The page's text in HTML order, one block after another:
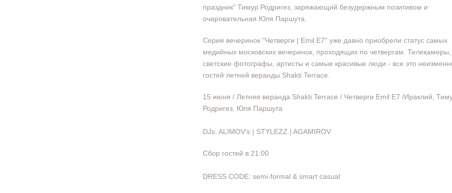
праздник" Тимур Родригез, заряжающий безудержным позитивом и
очаровательная Юля Паршута.
Серия вечеринок "Четверги | Emil E7" уже давно приобрели статус самых
медийных московских вечеринок, проходящих по четвергам. Телекамеры,
светские фотографы, артисты и самые красивые люди - все это
гостей летней веранды Shakti Terrace.
15 июня / Летняя веранда Shakti Terrace / Четверги Emil E7 /Ираклий,
Родригез, Юля Паршута
DJs: ALIMOV's | STYLEZZ | AGAMIROV
Сбор гостей в 21:00
DRESS CODE: semi-formal & smart casual